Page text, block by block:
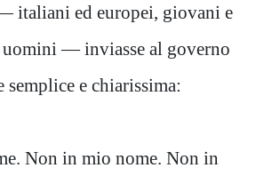
italiani ed europei, giovani e
uomini — inviasse al governo
semplice e chiarissima:
Non in mio nome. Non in